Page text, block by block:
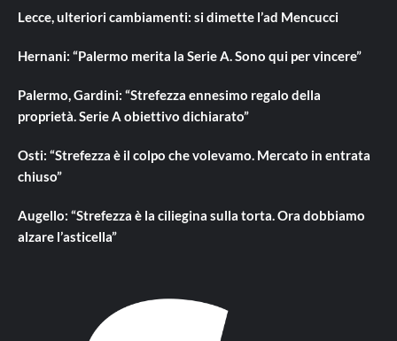
Lecce, ulteriori cambiamenti: si dimette l’ad Mencucci
Hernani: “Palermo merita la Serie A. Sono qui per vincere”
Palermo, Gardini: “Strefezza ennesimo regalo della
proprietà. Serie A obiettivo dichiarato”
Osti: “Strefezza è il colpo che volevamo. Mercato in entrata
chiuso”
Augello: “Strefezza è la ciliegina sulla torta. Ora dobbiamo
alzare l’asticella”